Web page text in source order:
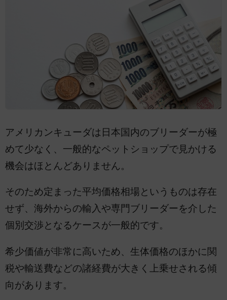
アメリカンキューダは日本国内のブリーダーが極
めて少なく、一般的なペットショップで見かける
機会はほとんどありません。
そのため定まった平均価格相場というものは存在
せず、海外からの輸入や専門ブリーダーを介した
個別交渉となるケースが一般的です。
希少価値が非常に高いため、生体価格のほかに関
税や輸送費などの諸経費が大きく上乗せされる傾
向があります。